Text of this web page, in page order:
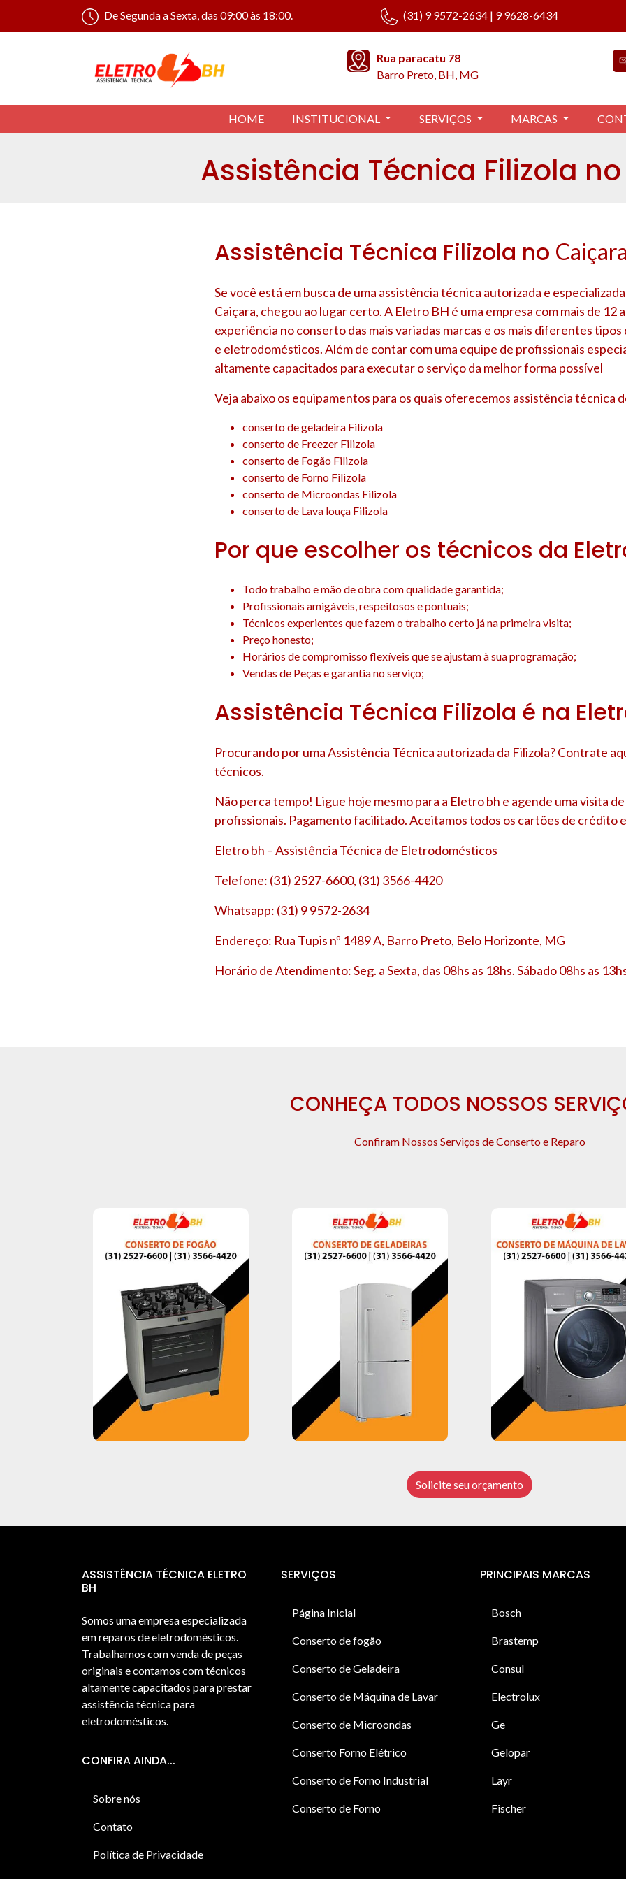
De Segunda a Sexta, das 09:00 às 18:00. (31) 9 9572-2634 | 9 9628-6434
Rua paracatu 78
Barro Preto, BH, MG
HOME INSTITUCIONAL SERVIÇOS MARCAS
Assistência Técnica Filizola
Assistência Técnica Filizola no
Se você está em busca de uma assistência técnica autorizada e
Caiçara, chegou ao lugar certo. A Eletro BH é uma empresa com mais de 12
experiência no conserto das mais variadas marcas e os mais diferentes
e eletrodomésticos. Além de contar com uma equipe de profissionais
altamente capacitados para executar o serviço da melhor forma possível
Veja abaixo os equipamentos para os quais oferecemos assistência técnica
conserto de geladeira Filizola
conserto de Freezer Filizola
conserto de Fogão Filizola
conserto de Forno Filizola
conserto de Microondas Filizola
conserto de Lava louça Filizola
Por que escolher os técnicos da
Todo trabalho e mão de obra com qualidade garantida;
Profissionais amigáveis, respeitosos e pontuais;
Técnicos experientes que fazem o trabalho certo já na primeira visita;
Preço honesto;
Horários de compromisso flexíveis que se ajustam à sua programação;
Vendas de Peças e garantia no serviço;
Assistência Técnica Filizola é na
Procurando por uma Assistência Técnica autorizada da Filizola? Contrate
técnicos.
Não perca tempo! Ligue hoje mesmo para a Eletro bh e agende uma visita
profissionais. Pagamento facilitado. Aceitamos todos os cartões de crédito
Eletro bh – Assistência Técnica de Eletrodomésticos
Telefone: (31) 2527-6600, (31) 3566-4420
Whatsapp: (31) 9 9572-2634
Endereço: Rua Tupis nº 1489 A, Barro Preto, Belo Horizonte, MG
Horário de Atendimento: Seg. a Sexta, das 08hs as 18hs. Sábado 08hs as
CONHEÇA TODOS NOSSOS
Confiram Nossos Serviços de Conserto e Reparo
Solicite seu orçamento
ASSISTÊNCIA TÉCNICA ELETRO
BH
Somos uma empresa especializada
em reparos de eletrodomésticos.
Trabalhamos com venda de peças
originais e contamos com técnicos
altamente capacitados para prestar
assistência técnica para
eletrodomésticos.
CONFIRA AINDA...
Sobre nós
Contato
Política de Privacidade
SERVIÇOS
Página Inicial
Conserto de fogão
Conserto de Geladeira
Conserto de Máquina de Lavar
Conserto de Microondas
Conserto Forno Elétrico
Conserto de Forno Industrial
Conserto de Forno
PRINCIPAIS MARCAS
Bosch
Brastemp
Consul
Electrolux
Ge
Gelopar
Layr
Fischer